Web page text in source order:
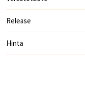
Release
Hinta